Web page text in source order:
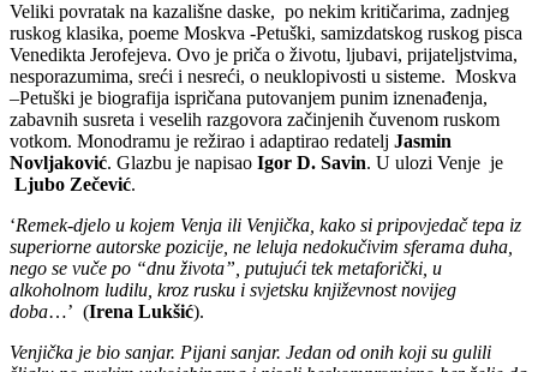
Veliki povratak na kazališne daske, po nekim kritičarima, zadnjeg
ruskog klasika, poeme Moskva -Petuški, samizdatskog ruskog pisca
Venedikta Jerofejeva. Ovo je priča o životu, ljubavi, prijateljstvima,
nesporazumima, sreći i nesreći, o neuklopivosti u sisteme. Moskva
–Petuški je biografija ispričana putovanjem punim iznenađenja,
zabavnih susreta i veselih razgovora začinjenih čuvenom ruskom
votkom. Monodramu je režirao i adaptirao redatelj Jasmin
Novljaković. Glazbu je napisao Igor D. Savin. U ulozi Venje je
Ljubo Zečević.
‘Remek-djelo u kojem Venja ili Venjička, kako si pripovjedač tepa iz
superiorne autorske pozicije, ne leluja nedokučivim sferama duha,
nego se vuče po “dnu života”, putujući tek metaforički, u
alkoholnom ludilu, kroz rusku i svjetsku književnost novijeg
doba…’ (Irena Lukšić).
Venjička je bio sanjar. Pijani sanjar. Jedan od onih koji su gulili